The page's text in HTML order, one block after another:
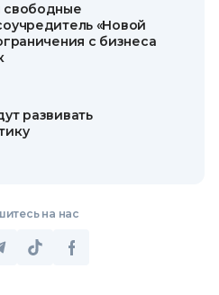
свободные
«Новой
с бизнеса
развивать
на нас